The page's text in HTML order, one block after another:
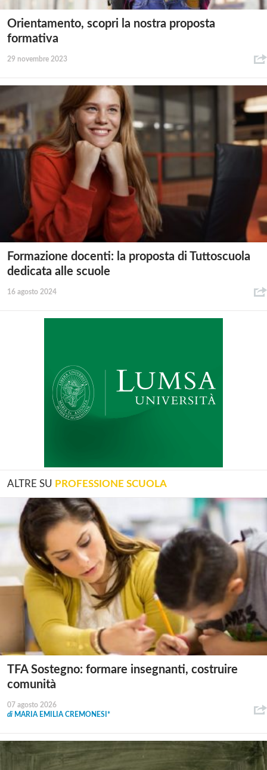
Orientamento, scopri la nostra proposta
formativa
29 novembre 2023
Formazione docenti: la proposta di Tuttoscuola
dedicata alle scuole
16 agosto 2024
ALTRE SU PROFESSIONE SCUOLA
TFA Sostegno: formare insegnanti, costruire
comunità
07 agosto 2026
di MARIA EMILIA CREMONESI*